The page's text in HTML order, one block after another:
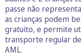
passe não
as crianças podem
gratuito, e permite
transporte regular
AML.